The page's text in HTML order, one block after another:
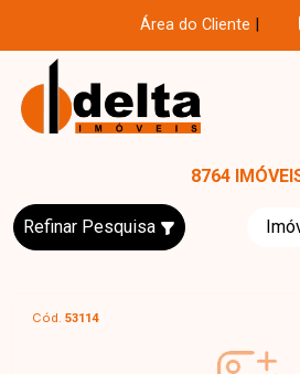
Área do Cliente
8764
Refinar Pesquisa
Cód. 53114